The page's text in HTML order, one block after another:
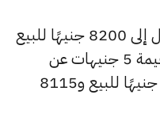
سجل سعر عيار 24 ارتفاعًا ليصل إلى 8200 جنيهًا للبيع
و8120 جنيهًا للشراء، مرتفعًا بقيمة 5 جنيهات عن
السعر السابق الذي كان 8195 جنيهًا للبيع و8115